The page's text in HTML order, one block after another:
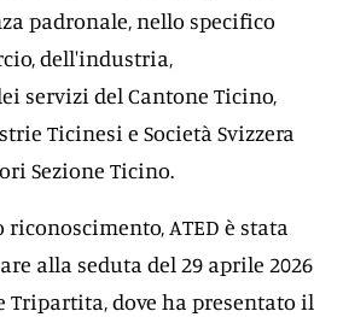
padronale, nello specifico
dell'industria,
servizi del Cantone Ticino,
Ticinesi e Società Svizzera
Sezione Ticino.
ATED è stata
alla seduta del 29 aprile 2026
Tripartita, dove ha presentato il